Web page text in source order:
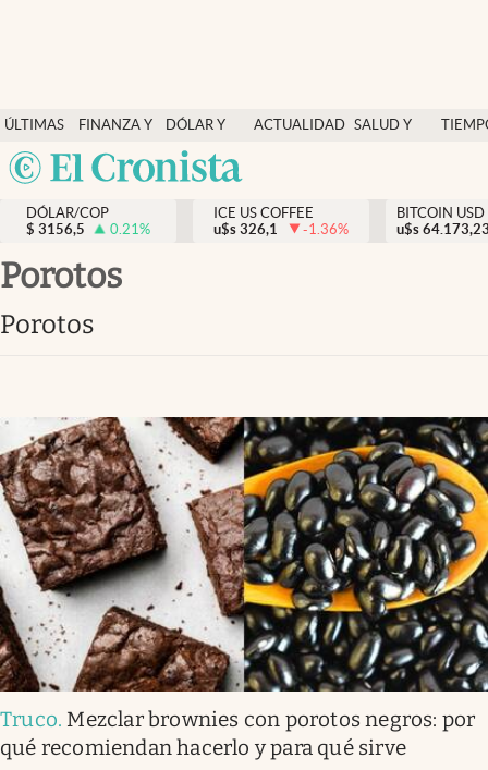
ÚLTIMAS
NOTICIAS
FINANZA Y
ECONOMÍA
DÓLAR Y
MERCADOS
ACTUALIDAD SALUD Y
México
Salud y nutrición
Vida espiritual
Actualidad
Dólar y mercados
Curiosidades
DÓLAR/COP
$ 3156,5 0.21%
ICE US COFFEE
u$s 326,1 -1.36%
BITCOIN USD
u$s
porotos
porotos
Truco. Mezclar brownies con porotos negros: por
qué recomiendan hacerlo y para qué sirve